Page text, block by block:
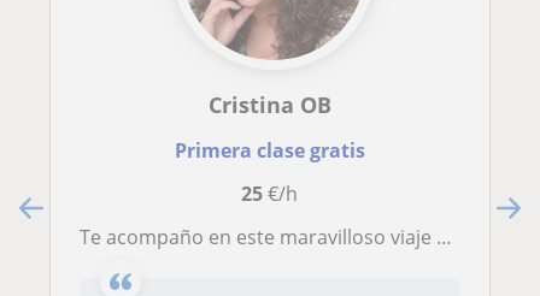
Cristina OB
Primera clase gratis
25€/h
Te acompaño en este maravilloso viaje para sacar todo tu potencial con herramientas y coaching para disfrutar del camino